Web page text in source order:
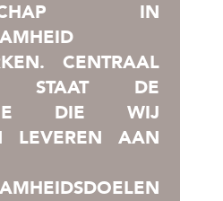
IN
CENTRAAL
STAAT DE
DIE WIJ
LEVEREN AAN